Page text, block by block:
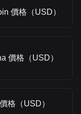
價格（USD）
價格（USD）
格（USD）